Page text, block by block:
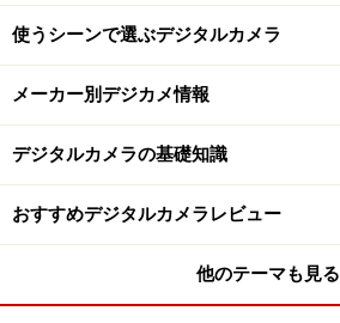
使うシーンで選ぶデジタルカメラ
メーカー別デジカメ情報
デジタルカメラの基礎知識
おすすめデジタルカメラレビュー
他のテーマも見る